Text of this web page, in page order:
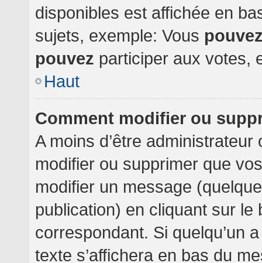
disponibles est affichée en
sujets, exemple: Vous
pouvez participer aux votes,
Haut
Comment modifier ou
A moins d’être
modifier ou supprimer que
modifier un message
publication) en cliquant sur le
correspondant. Si quelqu’un
texte s’affichera en bas du